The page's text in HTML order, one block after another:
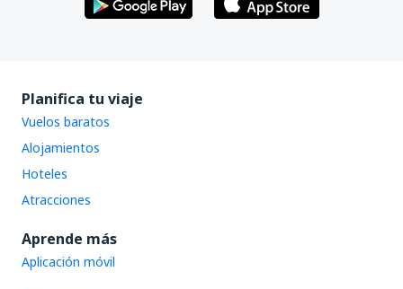
Planifica tu viaje
Vuelos baratos
Alojamientos
Hoteles
Atracciones
Aprende más
Aplicación móvil